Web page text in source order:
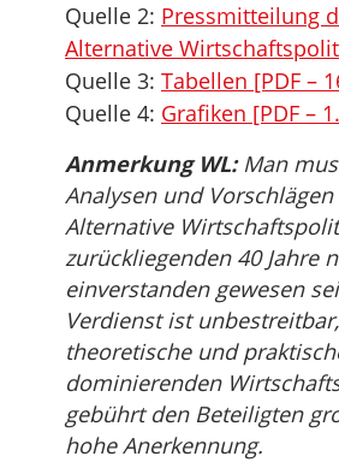
Quelle 2: Pressmitteilung
Alternative
Quelle 3: Tabellen [PDF –
Quelle 4: Grafiken [PDF –
Anmerkung WL:Man
Analysen und
Alternative
zurückliegenden 40 Jahre
einverstanden gewesen
Verdienst ist
theoretische und
dominierenden
gebührt den Beteiligten
hohe Anerkennung.